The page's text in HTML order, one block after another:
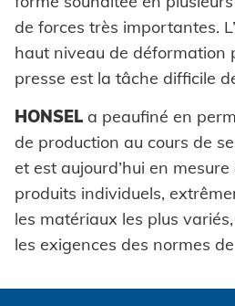
de forces très importantes.
haut niveau de déformation
presse est la tâche difficile
HONSEL a peaufiné en
de production au cours de
et est aujourd’hui en
produits individuels,
les matériaux les plus
les exigences des normes